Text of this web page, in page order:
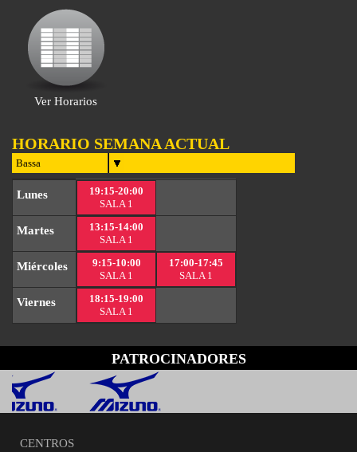
Ver Horarios
HORARIO SEMANA ACTUAL
Lunes
19:15-20:00
SALA 1
Martes
13:15-14:00
SALA 1
Miércoles
9:15-10:00
SALA 1
17:00-17:45
SALA 1
Viernes
18:15-19:00
SALA 1
PATROCINADORES
CENTROS